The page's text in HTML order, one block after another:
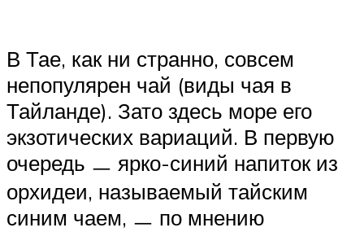
В Тае, как ни странно, совсем
непопулярен чай (виды чая в
Тайланде). Зато здесь море его
экзотических вариаций. В первую
очередь ㅡ ярко-синий напиток из
орхидеи, называемый тайским
синим чаем, ㅡ по мнению